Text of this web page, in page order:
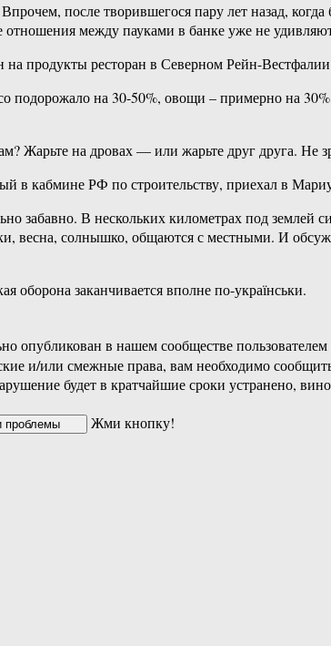
после творившегося пару лет назад,
между пауками в банке уже не
на продукты ресторан в Северном Рейн-
подорожало на 30-50%, овощи – примерно на
Жарьте на дровах — или жарьте друг друга. Не
в кабмине РФ по строительству, приехал в
забавно. В нескольких километрах под
весна, солнышко, общаются с местными. И
оборона заканчивается вполне по-українськи.
опубликован в нашем сообществе пользователем
и/или смежные права, вам необходимо
будет в кратчайшие сроки устранено,
Жми кнопку!